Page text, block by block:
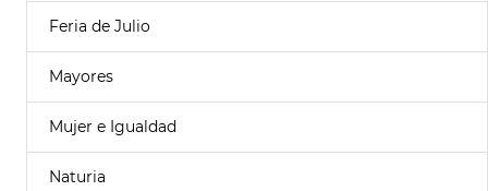
Feria de Julio
Mayores
Mujer e Igualdad
Naturia